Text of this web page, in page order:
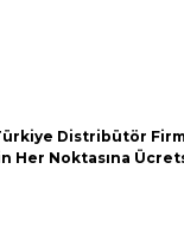
Distribütör
Noktasına